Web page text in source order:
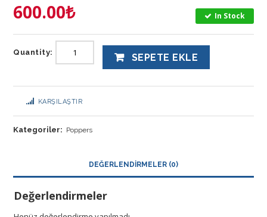
600.00₺ In Stock
Quantity: SEPETE EKLE
KARŞILAŞTIR
Kategoriler: Poppers
DEĞERLENDIRMELER (0)
Değerlendirmeler